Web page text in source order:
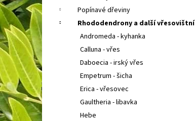
n
e
l
Popínavé dřeviny
Rhododendrony a další vřesovištní
Andromeda - kyhanka
Calluna - vřes
Daboecia - irský vřes
Empetrum - šicha
Erica - vřesovec
Gaultheria - libavka
Hebe
SEDUM TELEPHIUM SEDUCTION CHERRY
CHOCOLATEROZCHODNÍK NACHOVÝ